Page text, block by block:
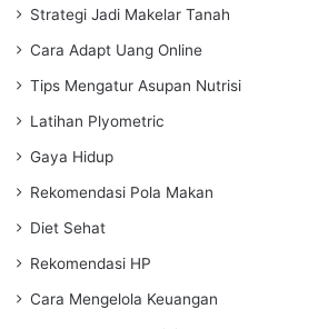
Strategi Jadi Makelar Tanah
Cara Adapt Uang Online
Tips Mengatur Asupan Nutrisi
Latihan Plyometric
Gaya Hidup
Rekomendasi Pola Makan
Diet Sehat
Rekomendasi HP
Cara Mengelola Keuangan